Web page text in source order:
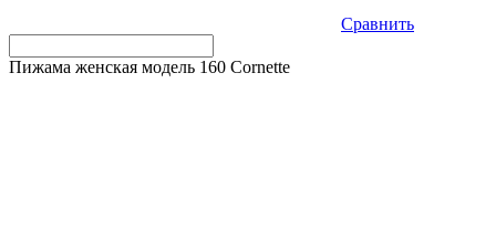
Сравнить
Пижама женская модель 160 Cornette